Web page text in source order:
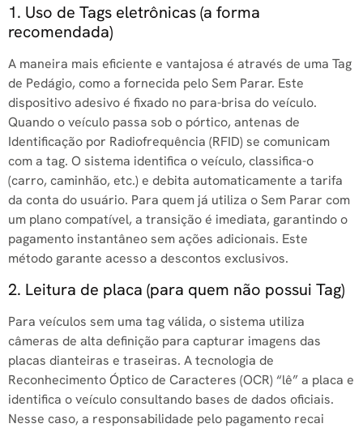
1. Uso de Tags eletrônicas (a forma
recomendada)
A maneira mais eficiente e vantajosa é através de uma Tag
de Pedágio, como a fornecida pelo Sem Parar. Este
dispositivo adesivo é fixado no para-brisa do veículo.
Quando o veículo passa sob o pórtico, antenas de
Identificação por Radiofrequência (RFID) se comunicam
com a tag. O sistema identifica o veículo, classifica-o
(carro, caminhão, etc.) e debita automaticamente a tarifa
da conta do usuário. Para quem já utiliza o Sem Parar com
um plano compatível, a transição é imediata, garantindo o
pagamento instantâneo sem ações adicionais. Este
método garante acesso a descontos exclusivos.
2. Leitura de placa (para quem não possui Tag)
Para veículos sem uma tag válida, o sistema utiliza
câmeras de alta definição para capturar imagens das
placas dianteiras e traseiras. A tecnologia de
Reconhecimento Óptico de Caracteres (OCR) “lê” a placa e
identifica o veículo consultando bases de dados oficiais.
Nesse caso, a responsabilidade pelo pagamento recai